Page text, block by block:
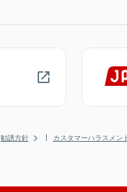
勧誘方針 カスタマーハラスメン